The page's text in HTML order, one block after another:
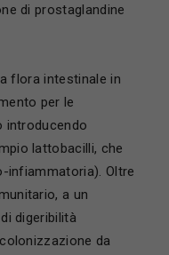
di prostaglandine
flora intestinale in
per le
introducendo
lattobacilli, che
infiammatoria). Oltre
a un
digeribilità
da